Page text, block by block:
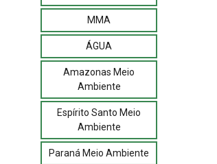
MMA
ÁGUA
Amazonas Meio
Ambiente
Espírito Santo Meio
Ambiente
Paraná Meio Ambiente